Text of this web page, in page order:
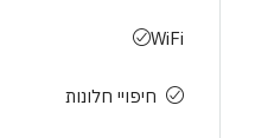
WiFi
חיפויי חלונות